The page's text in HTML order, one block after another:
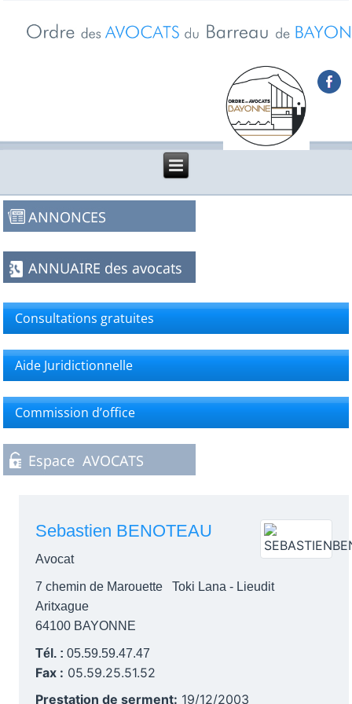
Consultations gratuites
Aide Juridictionnelle
Commission d’office
Sebastien BENOTEAU
Avocat
7 chemin de Marouette Toki Lana - Lieudit
Aritxague
64100 BAYONNE
Tél. : 05.59.59.47.47
Fax : 05.59.25.51.52
Prestation de serment: 19/12/2003